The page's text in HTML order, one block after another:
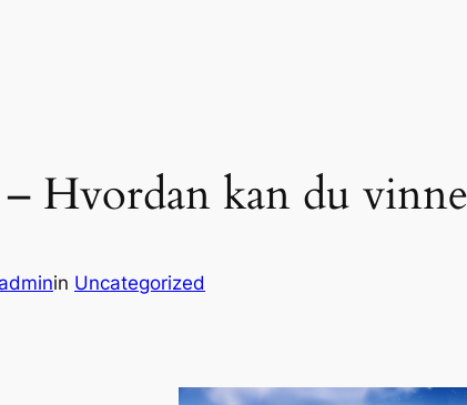
Hvordan kan du
adminin Uncategorized